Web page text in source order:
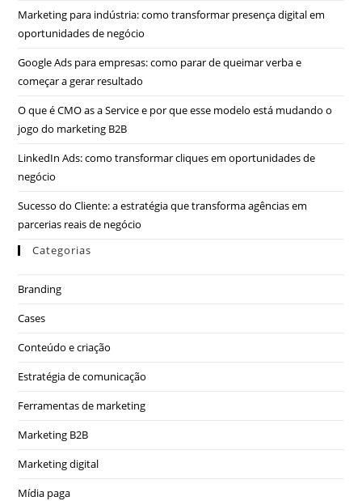
Marketing para indústria: como transformar presença digital em
oportunidades de negócio
Google Ads para empresas: como parar de queimar verba e
começar a gerar resultado
O que é CMO as a Service e por que esse modelo está mudando o
jogo do marketing B2B
LinkedIn Ads: como transformar cliques em oportunidades de
negócio
Sucesso do Cliente: a estratégia que transforma agências em
parcerias reais de negócio
Categorias
Branding
Cases
Conteúdo e criação
Estratégia de comunicação
Ferramentas de marketing
Marketing B2B
Marketing digital
Mídia paga